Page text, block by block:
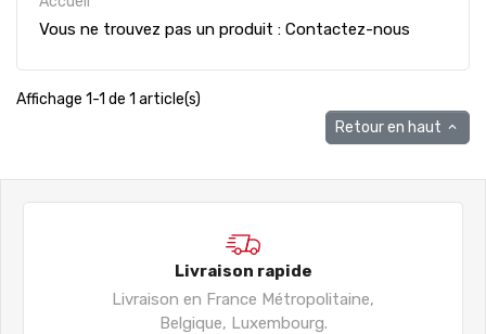
Vous ne trouvez pas un produit : Contactez-nous
Affichage 1-1 de 1 article(s)
Retour en haut 
Livraison rapide
Livraison en France Métropolitaine,
Belgique, Luxembourg.